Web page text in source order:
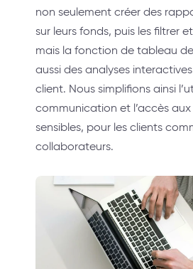
non seulement créer des
sur leurs fonds, puis les filtrer
mais la fonction de tableau
aussi des analyses
client. Nous simplifions ainsi
communication et l’accès
sensibles, pour les clients
collaborateurs.